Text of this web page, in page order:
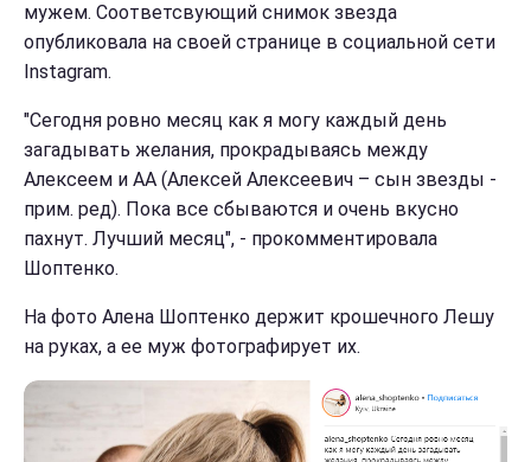
мужем. Соответсвующий снимок звезда
опубликовала на своей странице в социальной сети
Instagram.
"Сегодня ровно месяц как я могу каждый день
загадывать желания, прокрадываясь между
Алексеем и АА (Алексей Алексеевич – сын звезды -
прим. ред). Пока все сбываются и очень вкусно
пахнут. Лучший месяц", - прокомментировала
Шоптенко.
На фото Алена Шоптенко держит крошечного Лешу
на руках, а ее муж фотографирует их.